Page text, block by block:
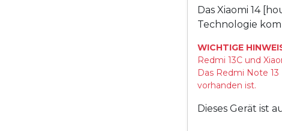
Das Xiaomi 14
Technologie
WICHTIGE
Redmi 13C und
Das Redmi Note
vorhanden ist.
Dieses Gerät ist